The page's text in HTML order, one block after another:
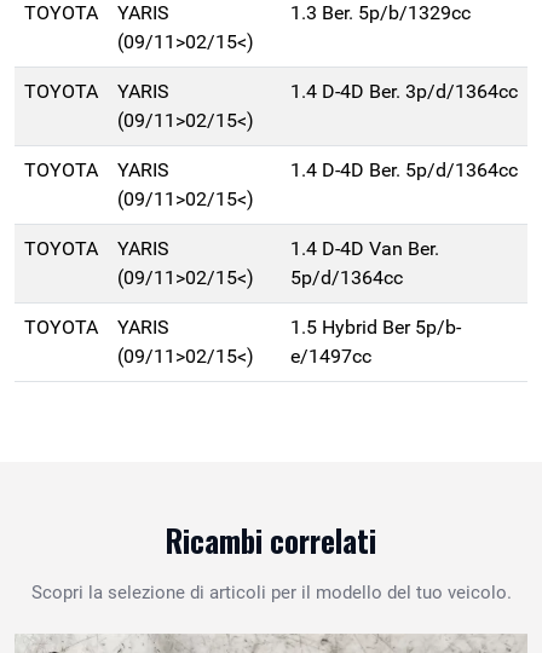
TOYOTA
YARIS
(09/11>02/15<)
1.3 Ber. 5p/b/1329cc
TOYOTA
YARIS
(09/11>02/15<)
1.4 D-4D Ber. 3p/d/1364cc
TOYOTA
YARIS
(09/11>02/15<)
1.4 D-4D Ber. 5p/d/1364cc
TOYOTA
YARIS
(09/11>02/15<)
1.4 D-4D Van Ber.
5p/d/1364cc
TOYOTA
YARIS
(09/11>02/15<)
1.5 Hybrid Ber 5p/b-
e/1497cc
Ricambi correlati
Scopri la selezione di articoli per il modello del tuo veicolo.